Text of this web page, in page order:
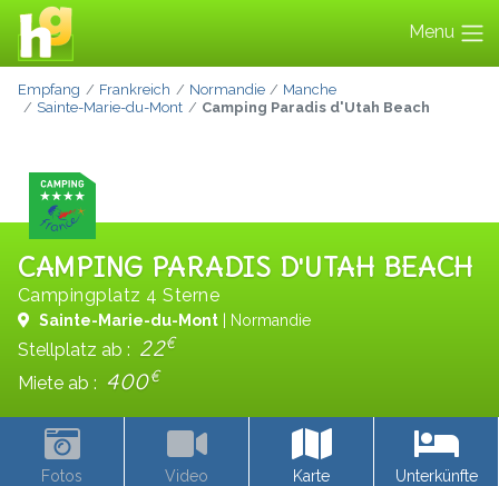
Menu
Empfang Frankreich Normandie
Manche
Sainte-Marie-du-Mont
Camping Paradis d'Utah Beach
CAMPING PARADIS D'UTAH BEACH
Campingplatz 4 Sterne
Sainte-Marie-du-Mont | Normandie
Stellplatz ab : 22€
Miete ab : 400€
Fotos Video Karte Unterkünfte